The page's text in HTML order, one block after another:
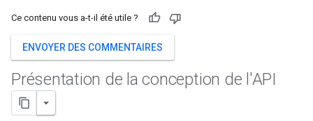
Ce contenu vous a-t-il été utile ?
ENVOYER DES COMMENTAIRES
Présentation de la conception de l'API